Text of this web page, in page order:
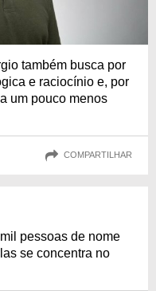
também busca por
e raciocínio e, por
um pouco menos
COMPARTILHAR
pessoas de nome
se concentra no